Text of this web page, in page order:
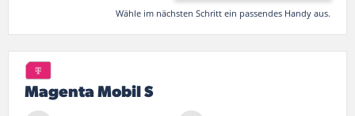
Wähle im nächsten Schritt ein passendes Handy aus.
Magenta Mobil S